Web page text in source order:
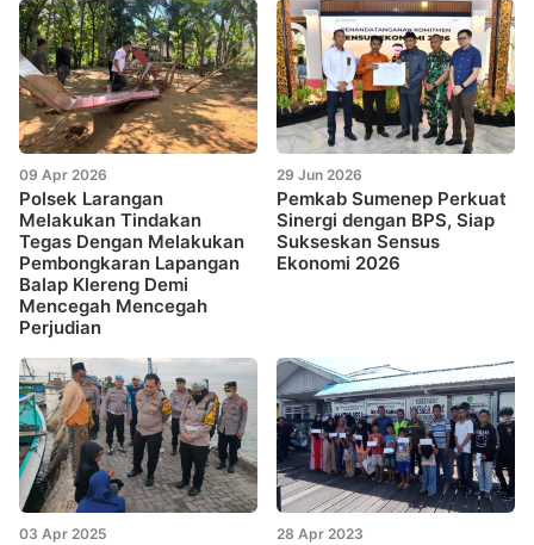
09 Apr 2026
Polsek Larangan
Melakukan Tindakan
Tegas Dengan Melakukan
Pembongkaran Lapangan
Balap Klereng Demi
Mencegah Mencegah
Perjudian
29 Jun 2026
Pemkab Sumenep Perkuat
Sinergi dengan BPS, Siap
Sukseskan Sensus
Ekonomi 2026
03 Apr 2025 28 Apr 2023